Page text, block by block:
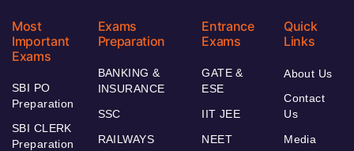
Most
Important
Exams
SBI PO
Preparation
SBI CLERK
Preparation
Exams
Preparation
BANKING &
INSURANCE
SSC
RAILWAYS
Entrance
Exams
GATE &
ESE
IIT JEE
NEET
Quick
Links
About Us
Contact
Us
Media